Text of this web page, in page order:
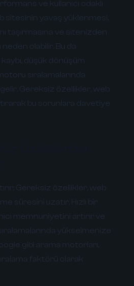
ve kullanıcı odaklı
sitesinin yavaş yüklenmesi,
taşırmasına ve sitenizden
neden olabilir. Bu da
düşük dönüşüm
sıralamalarında
Gereksiz özellikler, web
bu sorunlara davetiye
Gereksiz özellikler, web
süresini uzatır. Hızlı bir
memnuniyetini artırır ve
yükselmenize
gibi arama motorları,
faktörü olarak